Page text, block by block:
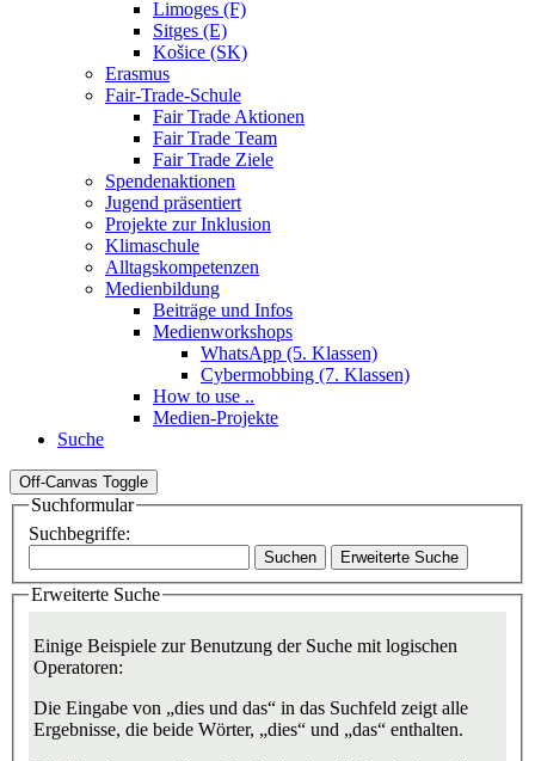
Limoges (F)
Sitges (E)
Košice (SK)
Erasmus
Fair-Trade-Schule
Fair Trade Aktionen
Fair Trade Team
Fair Trade Ziele
Spendenaktionen
Jugend präsentiert
Projekte zur Inklusion
Klimaschule
Alltagskompetenzen
Medienbildung
Beiträge und Infos
Medienworkshops
WhatsApp (5. Klassen)
Cybermobbing (7. Klassen)
How to use ..
Medien-Projekte
Suche
Off-Canvas Toggle
Suchformular
Suchbegriffe:
Suchen Erweiterte Suche
Erweiterte Suche
Einige Beispiele zur Benutzung der Suche mit logischen
Operatoren:
Die Eingabe von „dies und das“ in das Suchfeld zeigt alle
Ergebnisse, die beide Wörter, „dies“ und „das“ enthalten.